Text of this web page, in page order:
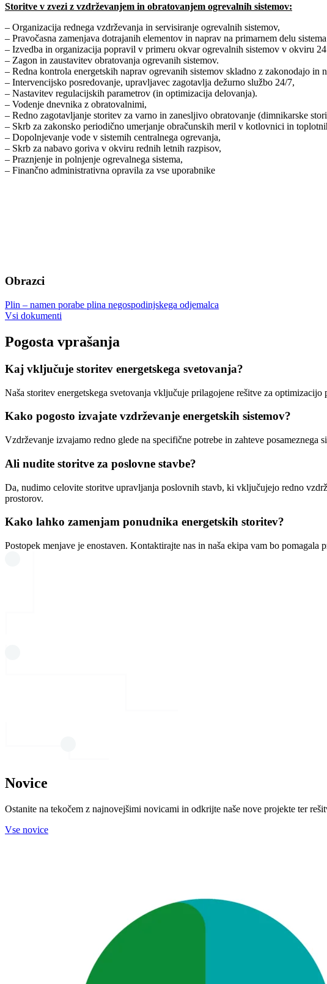
Storitve v zvezi z vzdrževanjem in obratovanjem ogrevalnih sistemov:
– Organizacija rednega vzdrževanja in servisiranje ogrevalnih sistemov,
– Pravočasna zamenjava dotrajanih elementov in naprav na primarnem delu
– Izvedba in organizacija popravil v primeru okvar ogrevalnih sistemov v okviru 24
– Zagon in zaustavitev obratovanja ogrevanih sistemov.
– Redna kontrola energetskih naprav ogrevanih sistemov skladno z zakonodajo in
– Intervencijsko posredovanje, upravljavec zagotavlja dežurno službo 24/7,
– Nastavitev regulacijskih parametrov (in optimizacija delovanja).
– Vodenje dnevnika z obratovalnimi,
– Redno zagotavljanje storitev za varno in zanesljivo obratovanje (dimnikarske
– Skrb za zakonsko periodično umerjanje obračunskih meril v kotlovnici in
– Dopolnjevanje vode v sistemih centralnega ogrevanja,
– Skrb za nabavo goriva v okviru rednih letnih razpisov,
– Praznjenje in polnjenje ogrevalnega sistema,
– Finančno administrativna opravila za vse uporabnike
Obrazci
Plin – namen porabe plina negospodinjskega odjemalca
Vsi dokumenti
Pogosta vprašanja
Kaj vključuje storitev energetskega svetovanja?
Naša storitev energetskega svetovanja vključuje prilagojene rešitve za
Kako pogosto izvajate vzdrževanje energetskih sistemov?
Vzdrževanje izvajamo redno glede na specifične potrebe in zahteve
Ali nudite storitve za poslovne stavbe?
Da, nudimo celovite storitve upravljanja poslovnih stavb, ki vključujejo redno
prostorov.
Kako lahko zamenjam ponudnika energetskih storitev?
Postopek menjave je enostaven. Kontaktirajte nas in naša ekipa vam bo pomagala
Novice
Ostanite na tekočem z najnovejšimi novicami in odkrijte naše nove projekte ter
Vse novice